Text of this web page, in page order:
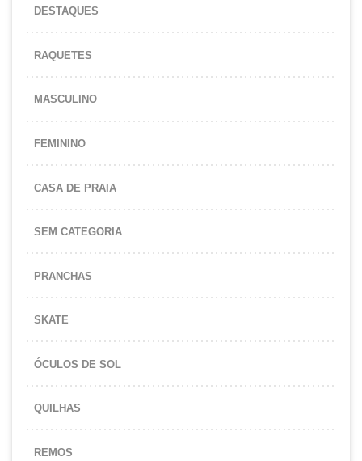
DESTAQUES
RAQUETES
MASCULINO
FEMININO
CASA DE PRAIA
SEM CATEGORIA
PRANCHAS
SKATE
ÓCULOS DE SOL
QUILHAS
REMOS